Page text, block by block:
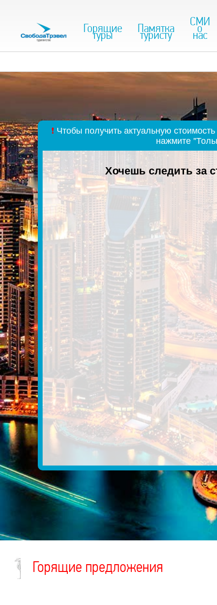
Горящие
туры Памятка
туристу
СМИ
о
нас
❗ Чтобы получить актуальную
нажмите
Хочешь следить за
Горящие предложения